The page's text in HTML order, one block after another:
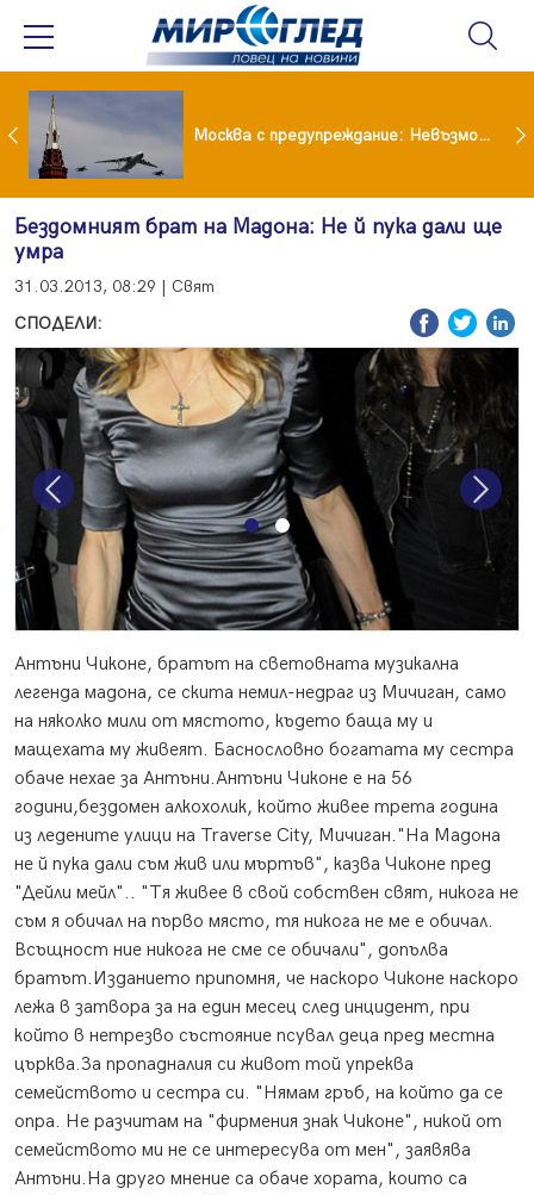
Вече не рушим само Земята: 4-тонен фрагмент на SpaceX удари луната Москва с предупреждание: Невъзможно е да бъде победена ядрена сила като Русия
Бездомният брат на Мадона: Не й пука дали ще
умра
31.03.2013, 08:29 | Свят
СПОДЕЛИ:
Previous Next
Антъни Чиконе, братът на световната музикална
легенда мадона, се скита немил-недраг из Мичиган, само
на няколко мили от мястото, където баща му и
мащехата му живеят. Баснословно богатата му сестра
обаче нехае за Антъни.Антъни Чиконе е на 56
години,бездомен алкохолик, който живее трета година
из ледените улици на Traverse City, Мичиган."На Мадона
не й пука дали съм жив или мъртъв", казва Чиконе пред
"Дейли мейл".. "Тя живее в свой собствен свят, никога не
съм я обичал на първо място, тя никога не ме е обичал.
Всъщност ние никога не сме се обичали", допълва
братът.Изданието припомня, че наскоро Чиконе наскоро
лежа в затвора за на един месец след инцидент, при
който в нетрезво състояние псувал деца пред местна
църква.За пропадналия си живот той упреква
семейството и сестра си. "Нямам гръб, на който да се
опра. Не разчитам на "фирмения знак Чиконе", никой от
семейството ми не се интересува от мен", заявява
Антъни.На друго мнение са обаче хората, които са